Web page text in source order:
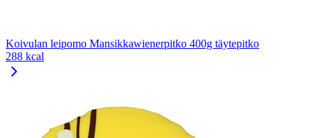
Koivulan leipomo Mansikkawienerpitko 400g täytepitko
288 kcal